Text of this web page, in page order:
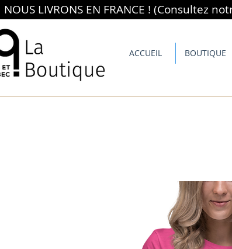
NOUS LIVRONS EN FRANCE ! (Consultez
ACCUEIL BOUTIQUE